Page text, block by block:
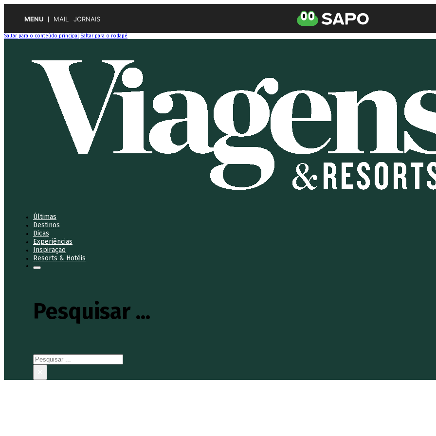
MENU MAIL JORNAIS
Saltar para o conteúdo principal Saltar para o rodapé
Últimas
Destinos
Dicas
Experiências
Inspiração
Resorts & Hotéis
Pesquisar ...
Pesquisar